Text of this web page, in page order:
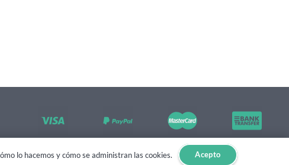
lo hacemos y cómo se administran las cookies. Acepto